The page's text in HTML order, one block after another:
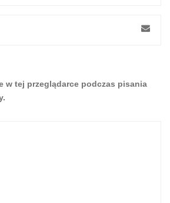
w tej przeglądarce podczas pisania